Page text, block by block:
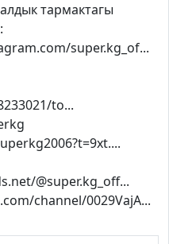
тармактагы
super.kg_of...
to...
@super.kg_off...
channel/0029VajA...